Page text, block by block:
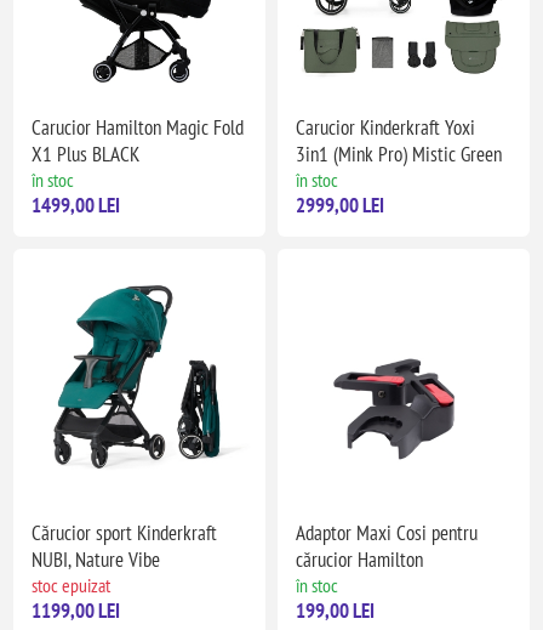
Carucior Hamilton Magic Fold
X1 Plus BLACK
în stoc
1499,00 LEI
Carucior Kinderkraft Yoxi
3in1 (Mink Pro) Mistic Green
în stoc
2999,00 LEI
Cărucior sport Kinderkraft
NUBI, Nature Vibe
stoc epuizat
1199,00 LEI
Adaptor Maxi Cosi pentru
cărucior Hamilton
în stoc
199,00 LEI